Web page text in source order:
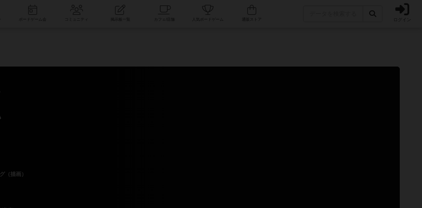
コミュニティ 人気ボードゲーム ログイン
（描画）